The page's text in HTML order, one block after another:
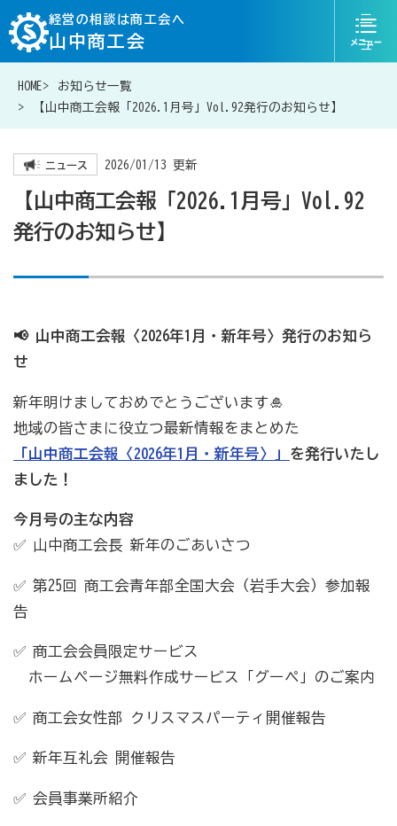
経営の相談は商工会へ
山中商工会
ニ
ュ
HOME
お知らせ一覧
【山中商工会報「2026.1月号」Vol.92発行のお知らせ】
ニュース 2026/01/13 更新
【山中商工会報「2026.1月号」Vol.92
発行のお知らせ】
📢 山中商工会報〈2026年1月・新年号〉発行のお知ら
せ
新年明けましておめでとうございます🎍
地域の皆さまに役立つ最新情報をまとめた
「山中商工会報〈2026年1月・新年号〉」 を発行いたし
ました！
今月号の主な内容
✅ 山中商工会長 新年のごあいさつ
✅ 第25回 商工会青年部全国大会（岩手大会）参加報
告
✅ 商工会会員限定サービス
ホームページ無料作成サービス「グーペ」のご案内
✅ 商工会女性部 クリスマスパーティ開催報告
✅ 新年互礼会 開催報告
✅ 会員事業所紹介
お問い合わせ
補助金・助成金一覧
商工会が扱う融資・金融制度
令和6年能登半島地震等災害に関する支援情報
商工会の共済・保険
一つの掛金で貯蓄・生命保障・融資の3つの備え（商工
死亡保険金(最高6千万円)の掛捨共済・福祉共済「生
従業員の退職金共済制度
経営者の退職金制度（小規模企業共済）
取引先の破たんによる連鎖倒産を防ぐ（中小企業倒産防
病気やケガで働けない場合の所得を補償（休業補償制